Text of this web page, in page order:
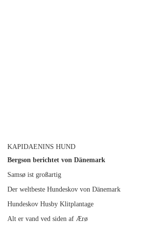
KAPIDAENINS HUND
Bergson berichtet von Dänemark
Samsø ist großartig
Der weltbeste Hundeskov von Dänemark
Hundeskov Husby Klitplantage
Alt er vand ved siden af Ærø